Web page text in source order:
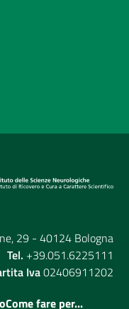
29 - 40124 Bologna
Tel. +39.051.6225111
Iva02406911202
Come fare per...